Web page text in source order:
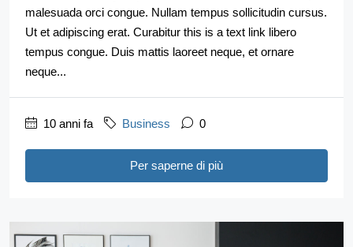
malesuada orci congue. Nullam tempus sollicitudin cursus.
Ut et adipiscing erat. Curabitur this is a text link libero
tempus congue. Duis mattis laoreet neque, et ornare
neque...
10 anni fa Business 0
Per saperne di più